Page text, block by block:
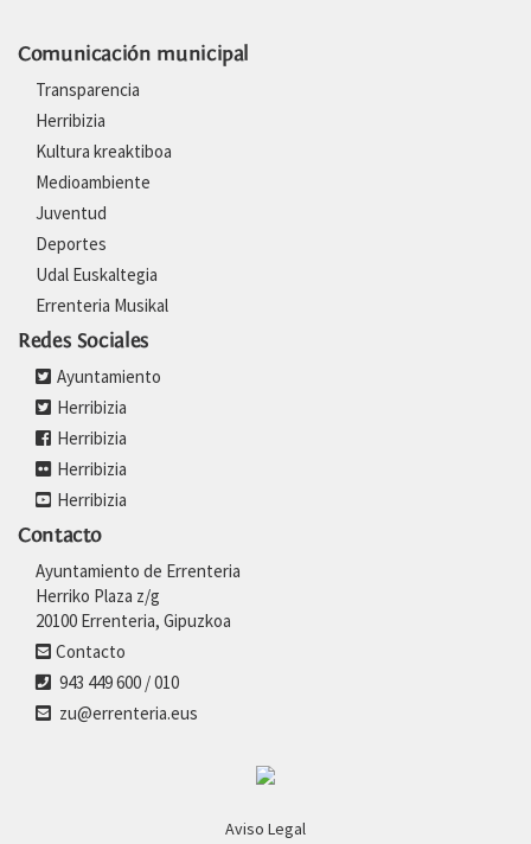
Comunicación municipal
Transparencia
Herribizia
Kultura kreaktiboa
Medioambiente
Juventud
Deportes
Udal Euskaltegia
Errenteria Musikal
Redes Sociales
Ayuntamiento
Herribizia
Herribizia
Herribizia
Herribizia
Contacto
Ayuntamiento de Errenteria
Herriko Plaza z/g
20100 Errenteria, Gipuzkoa
Contacto
943 449 600 / 010
zu@errenteria.eus
Aviso Legal